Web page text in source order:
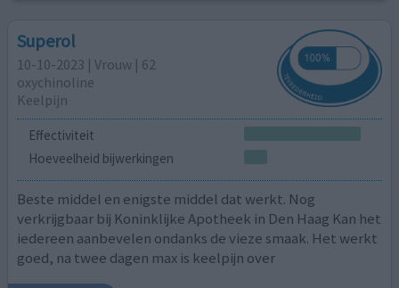
Superol
10-10-2023 | Vrouw | 62
oxychinoline
Keelpijn
Effectiviteit
Hoeveelheid bijwerkingen
Beste middel en enigste middel dat werkt. Nog
verkrijgbaar bij Koninklijke Apotheek in Den Haag Kan het
iedereen aanbevelen ondanks de vieze smaak. Het werkt
goed, na twee dagen max is keelpijn over